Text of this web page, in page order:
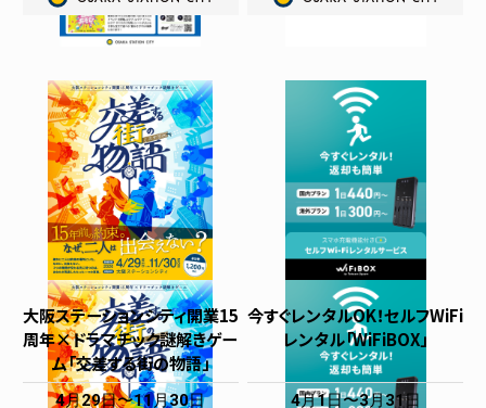
大阪ステーションシティ開業15
周年×ドラマチック謎解きゲー
ム「交差する街の物語」
4月29日 11月30日
今すぐレンタルOK！セルフWiFi
レンタル「WiFiBOX」
4月1日 3月31日